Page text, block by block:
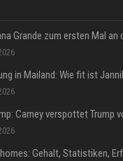
in Mailand: Wie fit ist